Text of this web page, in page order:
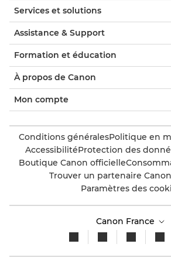
Services et solutions
Assistance & Support
Formation et éducation
À propos de Canon
Mon compte
Conditions généralesPolitique en
AccessibilitéProtection des
Boutique Canon officielle
Trouver un partenaire
Paramètres des
Canon France